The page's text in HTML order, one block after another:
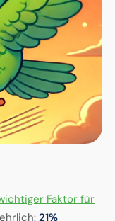
Faktor für
21%